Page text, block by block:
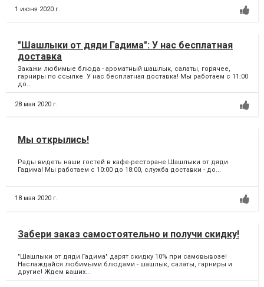
1 июня 2020 г.
"Шашлыки от дяди Гадима": У нас бесплатная
доставка
Закажи любимые блюда - ароматный шашлык, салаты, горячее,
гарниры по ссылке. У нас бесплатная доставка! Мы работаем с 11:00
до...
28 мая 2020 г.
Мы открылись!
Рады видеть наши гостей в кафе-ресторане Шашлыки от дяди
Гадима! Мы работаем с 10:00 до 18:00, служба доставки - до...
18 мая 2020 г.
Забери заказ самостоятельно и получи скидку!
"Шашлыки от дяди Гадима" дарят скидку 10% при самовывозе!
Наслаждайся любимыми блюдами - шашлык, салаты, гарниры и
другие! Ждем ваших...